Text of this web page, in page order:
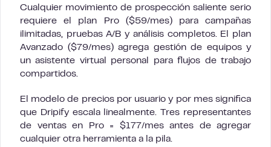
Cualquier movimiento de prospección saliente serio
requiere el plan Pro ($59/mes) para campañas
ilimitadas, pruebas A/B y análisis completos. El plan
Avanzado ($79/mes) agrega gestión de equipos y
un asistente virtual personal para flujos de trabajo
compartidos.
El modelo de precios por usuario y por mes significa
que Dripify escala linealmente. Tres representantes
de ventas en Pro = $177/mes antes de agregar
cualquier otra herramienta a la pila.